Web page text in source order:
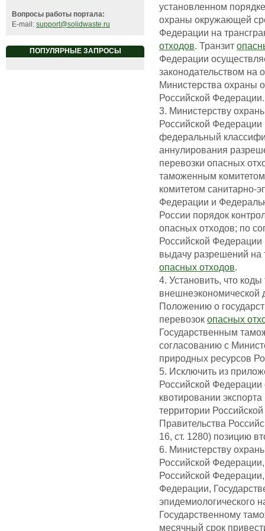
Вопросы работы портала:
E-mail: support@solidwaste.ru
ПОПУЛЯРНЫЕ ЗАПРОСЫ
установленном
охраны окружающей
Федерации на
отходов. Транзит
Федерации
законодательством на
Министерства охраны
Российской Федерации.
3. Министерству
Российской Федерации
федеральный
аннулирования
перевозки опасных
таможенным
комитетом санитарно-
Федерации и
России порядок
опасных отходов; по
Российской
выдачу разрешений на
опасных отходов.
4. Установить, что
внешнеэкономической
Положению о
перевозок опасных
Государственным
согласованию с
природных ресурсов
5. Исключить из
Российской
квотировании
территории
Правительства
16, ст. 1280) позицию
6. Министерству
Российской
Российской
Федерации,
эпидемиологического
Государственному
месячный срок